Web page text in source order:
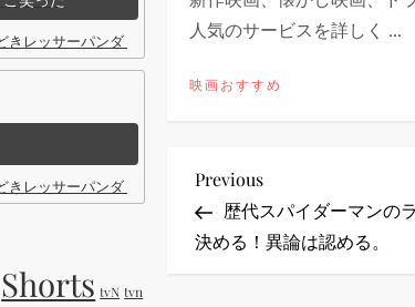
人気のサービスを詳しく ...
映画おすすめ
投
稿
Previous
Post
Previous
歴代スパイダーマンの
決める！異論は認める。
きレッサーパンダ ｜Disney (ディズニープラス）
きレッサーパンダ ｜Disney (ディズニープラス）
Shorts tvN tvn